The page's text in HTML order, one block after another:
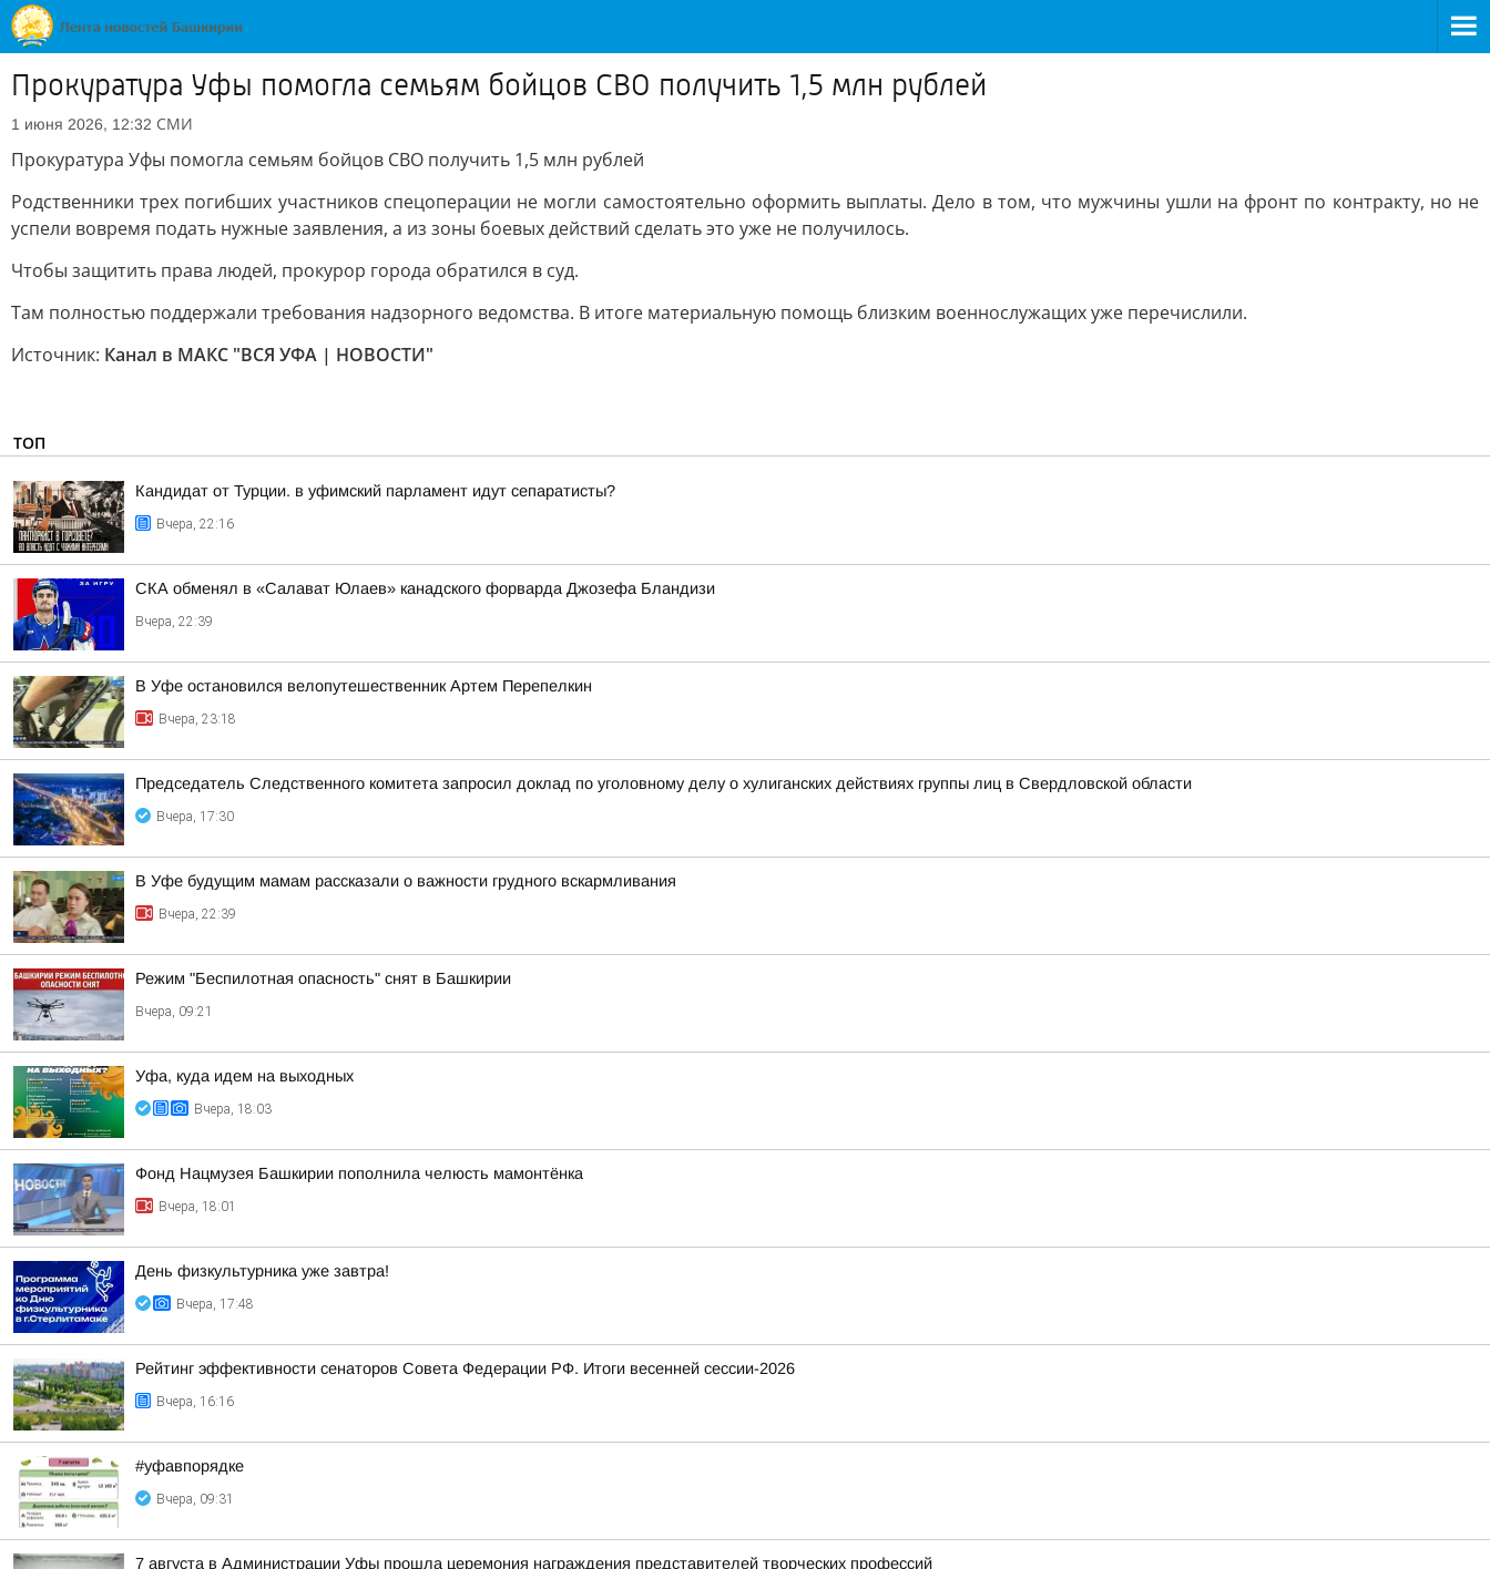
Прокуратура Уфы помогла семьям бойцов СВО получить 1,5 млн рублей
1 июня 2026, 12:32 СМИ
Прокуратура Уфы помогла семьям бойцов СВО получить 1,5 млн рублей
Родственники трех погибших участников спецоперации не могли самостоятельно оформить выплаты. Дело в том, что мужчины ушли на фронт по контракту, но не
успели вовремя подать нужные заявления, а из зоны боевых действий сделать это уже не получилось.
Чтобы защитить права людей, прокурор города обратился в суд.
Там полностью поддержали требования надзорного ведомства. В итоге материальную помощь близким военнослужащих уже перечислили.
Источник: Канал в МАКС "ВСЯ УФА | НОВОСТИ"
ТОП
Кандидат от Турции. в уфимский парламент идут сепаратисты?
Вчера, 22:16
СКА обменял в «Салават Юлаев» канадского форварда Джозефа Бландизи
Вчера, 22:39
В Уфе остановился велопутешественник Артем Перепелкин
Вчера, 23:18
Председатель Следственного комитета запросил доклад по уголовному делу о хулиганских действиях группы лиц в Свердловской области
Вчера, 17:30
В Уфе будущим мамам рассказали о важности грудного вскармливания
Вчера, 22:39
Режим "Беспилотная опасность" снят в Башкирии
Вчера, 09:21
Уфа, куда идем на выходных
Вчера, 18:03
Фонд Нацмузея Башкирии пополнила челюсть мамонтёнка
Вчера, 18:01
День физкультурника уже завтра!
Вчера, 17:48
Рейтинг эффективности сенаторов Совета Федерации РФ. Итоги весенней сессии-2026
Вчера, 16:16
#уфавпорядке
Вчера, 09:31
7 августа в Администрации Уфы прошла церемония награждения представителей творческих профессий